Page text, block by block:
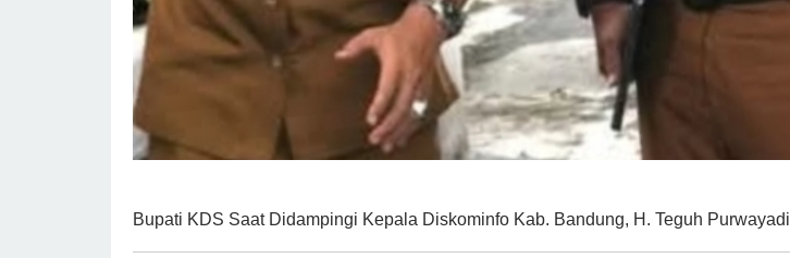
Bupati KDS Saat Didampingi Kepala Diskominfo Kab. Bandung, H. Teguh Purwayadi